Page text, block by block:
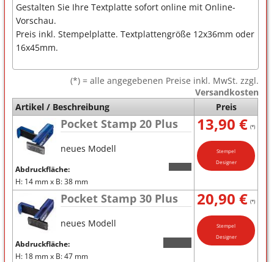
Gestalten Sie Ihre Textplatte sofort online mit Online-
Vorschau.
Preis inkl. Stempelplatte. Textplattengröße 12x36mm oder
16x45mm.
(*) = alle angegebenen Preise inkl. MwSt. zzgl.
Versandkosten
Artikel / Beschreibung
Preis
Pocket Stamp 20 Plus
neues Modell
Abdruckfläche:
H: 14 mm x B: 38 mm
13,90 € (*)
Stempel
Designer
Pocket Stamp 30 Plus
neues Modell
Abdruckfläche:
H: 18 mm x B: 47 mm
20,90 € (*)
Stempel
Designer